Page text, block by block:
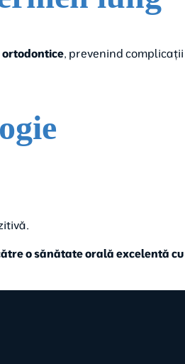
, prevenind complicații
o sănătate orală excelentă cu